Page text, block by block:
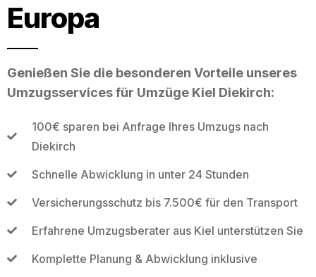
Europa
Genießen Sie die besonderen Vorteile unseres
Umzugsservices für Umzüge Kiel Diekirch:
100€ sparen bei Anfrage Ihres Umzugs nach
Diekirch
Schnelle Abwicklung in unter 24 Stunden
Versicherungsschutz bis 7.500€ für den Transport
Erfahrene Umzugsberater aus Kiel unterstützen Sie
Komplette Planung & Abwicklung inklusive